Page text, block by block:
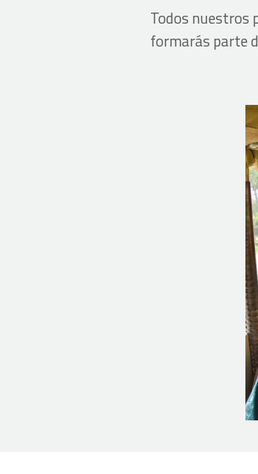
Todos nuestros
formarás parte